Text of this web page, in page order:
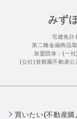
みず
宅建免
第二種金融商品
加盟団体：(一
(公社)首都圏不動産
買いたい(不動産